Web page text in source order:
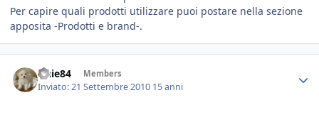
Per capire quali prodotti utilizzare puoi postare nella sezione
apposita -Prodotti e brand-.
fraie84 Members
Inviato:21 Settembre 2010 15 anni